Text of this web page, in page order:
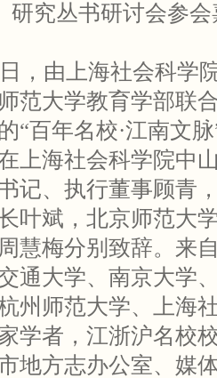
研究丛书研讨会参
，由上海社会科学
范大学教育学部联
“百年名校·江南文
上海社会科学院中
记、执行董事顾青
叶斌，北京师范大
慧梅分别致辞。来
通大学、南京大学
州师范大学、上海
学者，江浙沪名校
地方志办公室、媒